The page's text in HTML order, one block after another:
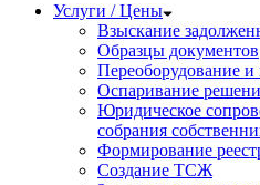
Услуги / Цены
Взыскание
Образцы документов
Переоборудование и
Оспаривание
Юридическое
собрания
Формирование
Создание ТСЖ